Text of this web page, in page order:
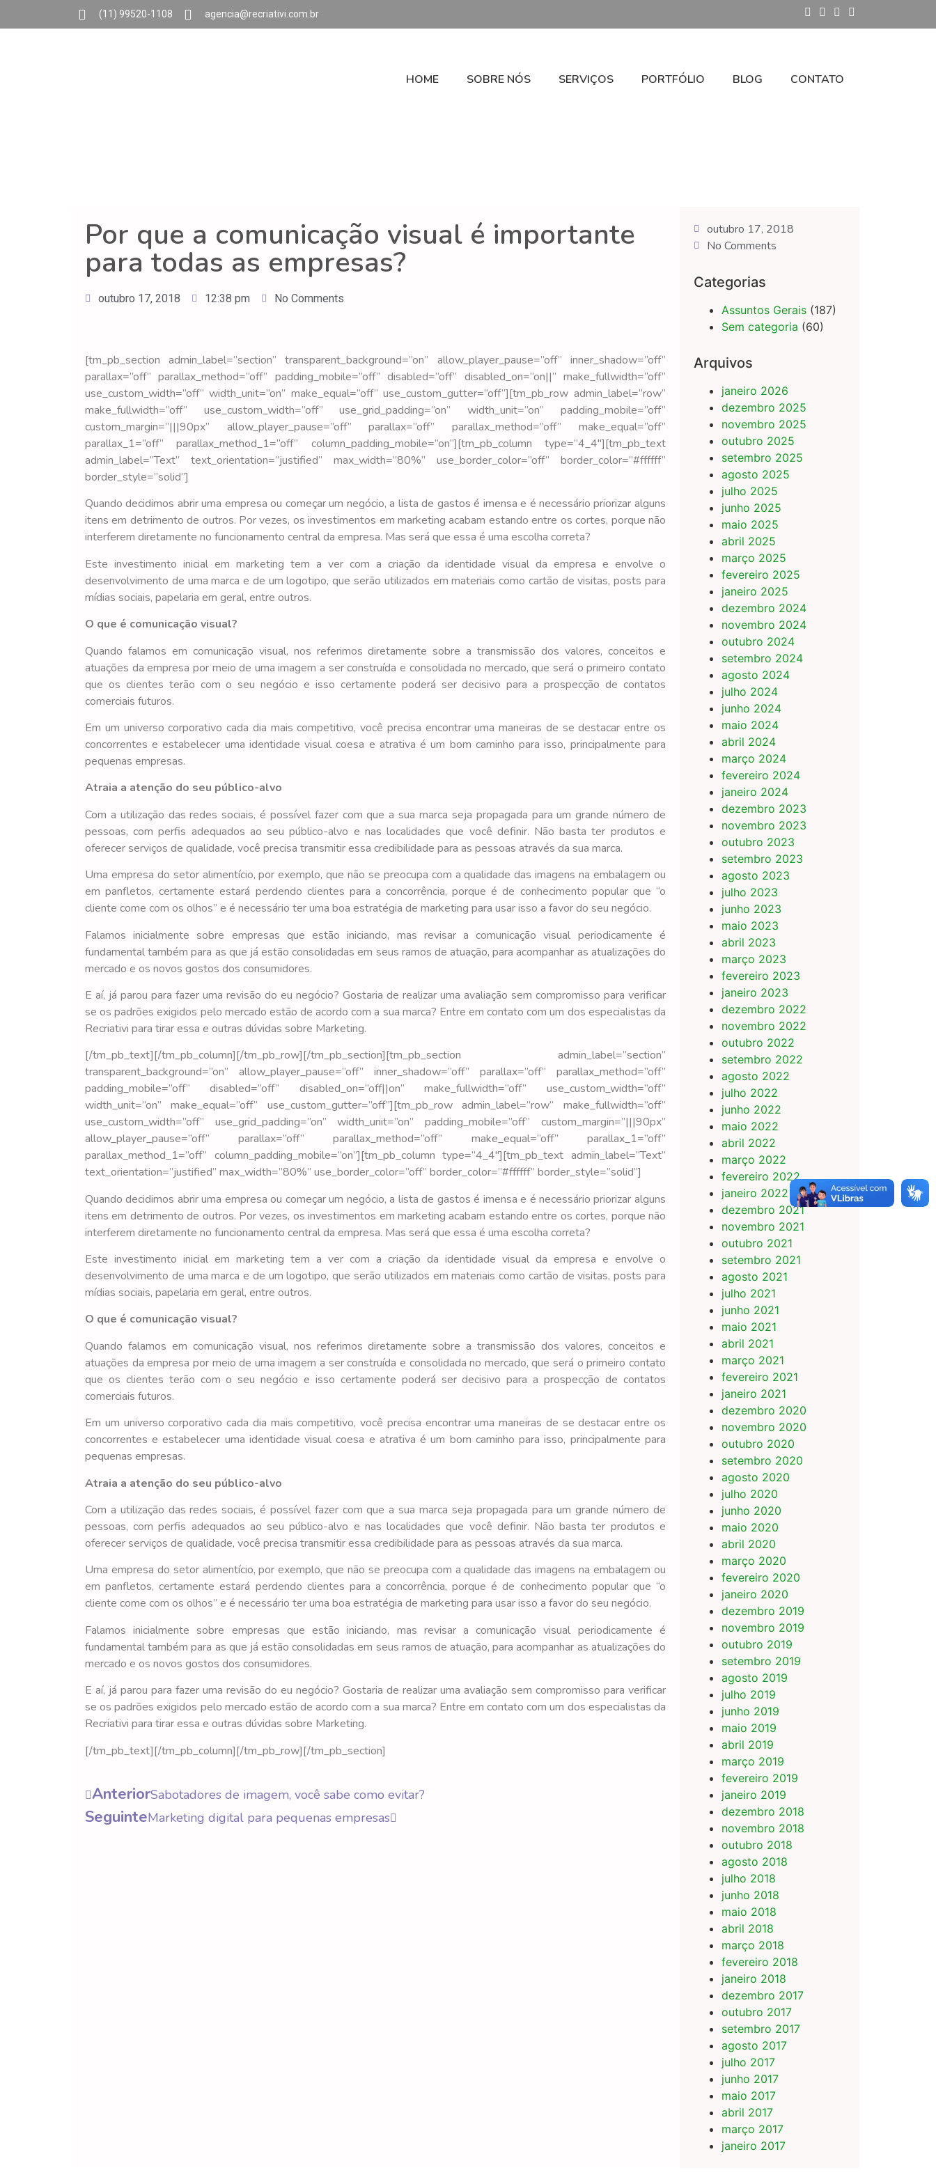
(11) 99520-1108 agencia@recriativi.com.br
HOME SOBRE NÓS SERVIÇOS PORTFÓLIO BLOG CONTATO
Por que a comunicação visual é importante
para todas as empresas?
outubro 17, 2018 12:38 pm No Comments
[tm_pb_section admin_label=”section” transparent_background=”on” allow_player_pause=”off” inner_shadow=”off”
parallax=”off” parallax_method=”off” padding_mobile=”off” disabled=”off” disabled_on=”on||” make_fullwidth=”off”
use_custom_width=”off” width_unit=”on” make_equal=”off” use_custom_gutter=”off”][tm_pb_row admin_label=”row”
make_fullwidth=”off” use_custom_width=”off” use_grid_padding=”on” width_unit=”on” padding_mobile=”off”
custom_margin=”|||90px” allow_player_pause=”off” parallax=”off” parallax_method=”off” make_equal=”off”
parallax_1=”off” parallax_method_1=”off” column_padding_mobile=”on”][tm_pb_column type=”4_4″][tm_pb_text
admin_label=”Text” text_orientation=”justified” max_width=”80%” use_border_color=”off” border_color=”#ffffff”
border_style=”solid”]
Quando decidimos abrir uma empresa ou começar um negócio, a lista de gastos é imensa e é necessário priorizar alguns
itens em detrimento de outros. Por vezes, os investimentos em marketing acabam estando entre os cortes, porque não
interferem diretamente no funcionamento central da empresa. Mas será que essa é uma escolha correta?
Este investimento inicial em marketing tem a ver com a criação da identidade visual da empresa e envolve o
desenvolvimento de uma marca e de um logotipo, que serão utilizados em materiais como cartão de visitas, posts para
mídias sociais, papelaria em geral, entre outros.
O que é comunicação visual?
Quando falamos em comunicação visual, nos referimos diretamente sobre a transmissão dos valores, conceitos e
atuações da empresa por meio de uma imagem a ser construída e consolidada no mercado, que será o primeiro contato
que os clientes terão com o seu negócio e isso certamente poderá ser decisivo para a prospecção de contatos
comerciais futuros.
Em um universo corporativo cada dia mais competitivo, você precisa encontrar uma maneiras de se destacar entre os
concorrentes e estabelecer uma identidade visual coesa e atrativa é um bom caminho para isso, principalmente para
pequenas empresas.
Atraia a atenção do seu público-alvo
Com a utilização das redes sociais, é possível fazer com que a sua marca seja propagada para um grande número de
pessoas, com perfis adequados ao seu público-alvo e nas localidades que você definir. Não basta ter produtos e
oferecer serviços de qualidade, você precisa transmitir essa credibilidade para as pessoas através da sua marca.
Uma empresa do setor alimentício, por exemplo, que não se preocupa com a qualidade das imagens na embalagem ou
em panfletos, certamente estará perdendo clientes para a concorrência, porque é de conhecimento popular que “o
cliente come com os olhos” e é necessário ter uma boa estratégia de marketing para usar isso a favor do seu negócio.
Falamos inicialmente sobre empresas que estão iniciando, mas revisar a comunicação visual periodicamente é
fundamental também para as que já estão consolidadas em seus ramos de atuação, para acompanhar as atualizações do
mercado e os novos gostos dos consumidores.
E aí, já parou para fazer uma revisão do eu negócio? Gostaria de realizar uma avaliação sem compromisso para verificar
se os padrões exigidos pelo mercado estão de acordo com a sua marca? Entre em contato com um dos especialistas da
Recriativi para tirar essa e outras dúvidas sobre Marketing.
[/tm_pb_text][/tm_pb_column][/tm_pb_row][/tm_pb_section][tm_pb_section admin_label=”section”
transparent_background=”on” allow_player_pause=”off” inner_shadow=”off” parallax=”off” parallax_method=”off”
padding_mobile=”off” disabled=”off” disabled_on=”off||on” make_fullwidth=”off” use_custom_width=”off”
width_unit=”on” make_equal=”off” use_custom_gutter=”off”][tm_pb_row admin_label=”row” make_fullwidth=”off”
use_custom_width=”off” use_grid_padding=”on” width_unit=”on” padding_mobile=”off” custom_margin=”|||90px”
allow_player_pause=”off” parallax=”off” parallax_method=”off” make_equal=”off” parallax_1=”off”
parallax_method_1=”off” column_padding_mobile=”on”][tm_pb_column type=”4_4″][tm_pb_text admin_label=”Text”
text_orientation=”justified” max_width=”80%” use_border_color=”off” border_color=”#ffffff” border_style=”solid”]
Quando decidimos abrir uma empresa ou começar um negócio, a lista de gastos é imensa e é necessário priorizar alguns
itens em detrimento de outros. Por vezes, os investimentos em marketing acabam estando entre os cortes, porque não
interferem diretamente no funcionamento central da empresa. Mas será que essa é uma escolha correta?
Este investimento inicial em marketing tem a ver com a criação da identidade visual da empresa e envolve o
desenvolvimento de uma marca e de um logotipo, que serão utilizados em materiais como cartão de visitas, posts para
mídias sociais, papelaria em geral, entre outros.
O que é comunicação visual?
Quando falamos em comunicação visual, nos referimos diretamente sobre a transmissão dos valores, conceitos e
atuações da empresa por meio de uma imagem a ser construída e consolidada no mercado, que será o primeiro contato
que os clientes terão com o seu negócio e isso certamente poderá ser decisivo para a prospecção de contatos
comerciais futuros.
Em um universo corporativo cada dia mais competitivo, você precisa encontrar uma maneiras de se destacar entre os
concorrentes e estabelecer uma identidade visual coesa e atrativa é um bom caminho para isso, principalmente para
pequenas empresas.
Atraia a atenção do seu público-alvo
Com a utilização das redes sociais, é possível fazer com que a sua marca seja propagada para um grande número de
pessoas, com perfis adequados ao seu público-alvo e nas localidades que você definir. Não basta ter produtos e
oferecer serviços de qualidade, você precisa transmitir essa credibilidade para as pessoas através da sua marca.
Uma empresa do setor alimentício, por exemplo, que não se preocupa com a qualidade das imagens na embalagem ou
em panfletos, certamente estará perdendo clientes para a concorrência, porque é de conhecimento popular que “o
cliente come com os olhos” e é necessário ter uma boa estratégia de marketing para usar isso a favor do seu negócio.
Falamos inicialmente sobre empresas que estão iniciando, mas revisar a comunicação visual periodicamente é
fundamental também para as que já estão consolidadas em seus ramos de atuação, para acompanhar as atualizações do
mercado e os novos gostos dos consumidores.
E aí, já parou para fazer uma revisão do eu negócio? Gostaria de realizar uma avaliação sem compromisso para verificar
se os padrões exigidos pelo mercado estão de acordo com a sua marca? Entre em contato com um dos especialistas da
Recriativi para tirar essa e outras dúvidas sobre Marketing.
[/tm_pb_text][/tm_pb_column][/tm_pb_row][/tm_pb_section]
AnteriorSabotadores de imagem, você sabe como evitar?
SeguinteMarketing digital para pequenas empresas
outubro 17, 2018
No Comments
Categorias
Assuntos Gerais(187)
Sem categoria (60)
Arquivos
janeiro 2026
dezembro 2025
novembro 2025
outubro 2025
setembro 2025
agosto 2025
julho 2025
junho 2025
maio 2025
abril 2025
março 2025
fevereiro 2025
janeiro 2025
dezembro 2024
novembro 2024
outubro 2024
setembro 2024
agosto 2024
julho 2024
junho 2024
maio 2024
abril 2024
março 2024
fevereiro 2024
janeiro 2024
dezembro 2023
novembro 2023
outubro 2023
setembro 2023
agosto 2023
julho 2023
junho 2023
maio 2023
abril 2023
março 2023
fevereiro 2023
janeiro 2023
dezembro 2022
novembro 2022
outubro 2022
setembro 2022
agosto 2022
julho 2022
junho 2022
maio 2022
abril 2022
março 2022
fevereiro 2022
janeiro 2022
dezembro 2021
novembro 2021
outubro 2021
setembro 2021
agosto 2021
julho 2021
junho 2021
maio 2021
abril 2021
março 2021
fevereiro 2021
janeiro 2021
dezembro 2020
novembro 2020
outubro 2020
setembro 2020
agosto 2020
julho 2020
junho 2020
maio 2020
abril 2020
março 2020
fevereiro 2020
janeiro 2020
dezembro 2019
novembro 2019
outubro 2019
setembro 2019
agosto 2019
julho 2019
junho 2019
maio 2019
abril 2019
março 2019
fevereiro 2019
janeiro 2019
dezembro 2018
novembro 2018
outubro 2018
agosto 2018
julho 2018
junho 2018
maio 2018
abril 2018
março 2018
fevereiro 2018
janeiro 2018
dezembro 2017
outubro 2017
setembro 2017
agosto 2017
julho 2017
junho 2017
maio 2017
abril 2017
março 2017
janeiro 2017